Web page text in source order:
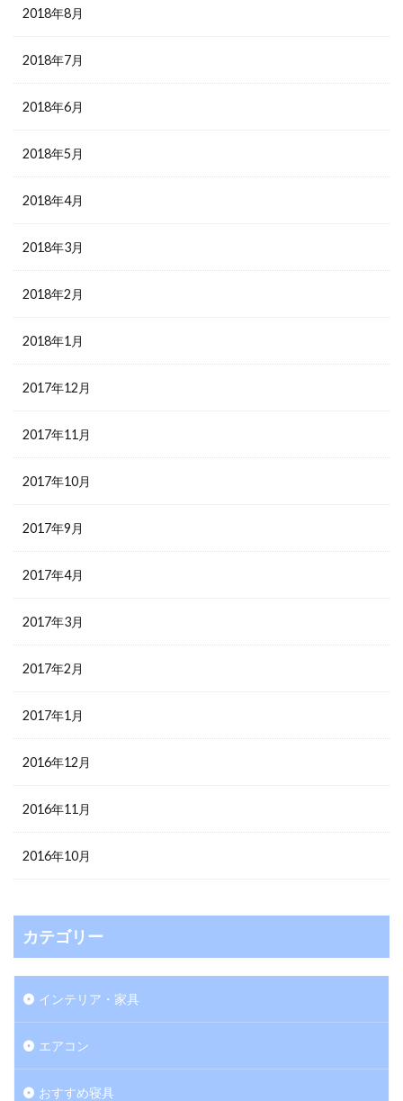
2018年8月
2018年7月
2018年6月
2018年5月
2018年4月
2018年3月
2018年2月
2018年1月
2017年12月
2017年11月
2017年10月
2017年9月
2017年4月
2017年3月
2017年2月
2017年1月
2016年12月
2016年11月
2016年10月
カテゴリー
インテリア・家具
エアコン
おすすめ寝具